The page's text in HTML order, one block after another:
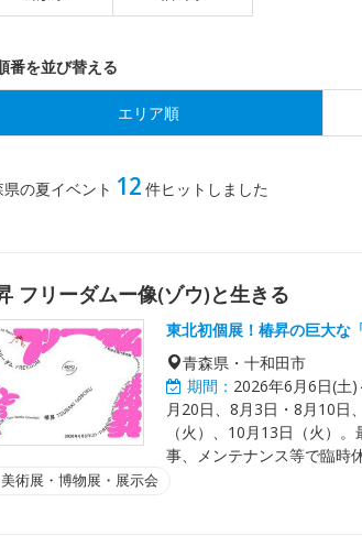
番を並び替える
エリア順
の夏イベント 12 件ヒットしました
フリーダムー像(ゾウ)と生きる
東北初個展！椿昇の巨大な
青森県・十和田市
期間： 2026年6月6日(土
月20日、8月3日・8月10日
（火）、10月13日（火）
事、メンテナンス等で臨時
美術展・博物展・展示会